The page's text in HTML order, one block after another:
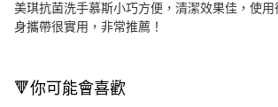
美琪抗菌洗手慕斯小巧方便，清潔效果佳，使
身攜帶很實用，非常推薦！
🔻你可能會喜歡